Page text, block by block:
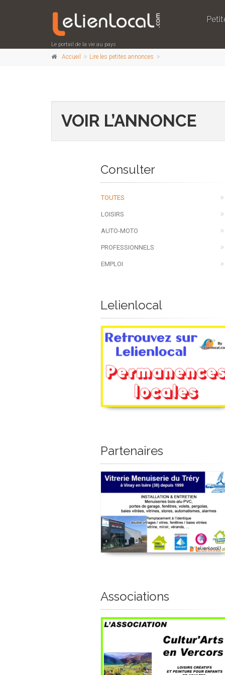
Le portail de la vie au pays
Accueil Lire les petites annonces
VOIR L’ANNONCE
Consulter
TOUTES
LOISIRS
AUTO-MOTO
PROFESSIONNELS
EMPLOI
Lelienlocal
Les permanences locales
Partenaires
Vitrerie-menuiserie-du-Tréry
Associations
Cultur'Arts en Vercors